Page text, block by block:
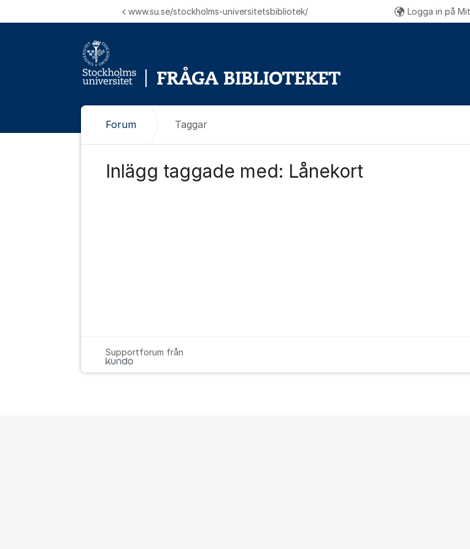
www.su.se/stockholms-universitetsbibliotek/ Logga in på
Forum Taggar
Inlägg taggade med: Lånekort
Supportforum från